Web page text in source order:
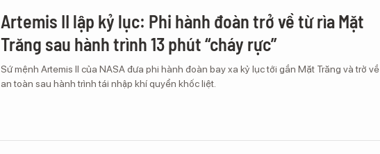
Artemis II lập kỷ lục: Phi hành đoàn trở về từ rìa Mặt
Trăng sau hành trình 13 phút “cháy rực”
Sứ mệnh Artemis II của NASA đưa phi hành đoàn bay xa kỷ lục tới gần Mặt Trăng và trở về
an toàn sau hành trình tái nhập khí quyển khốc liệt.